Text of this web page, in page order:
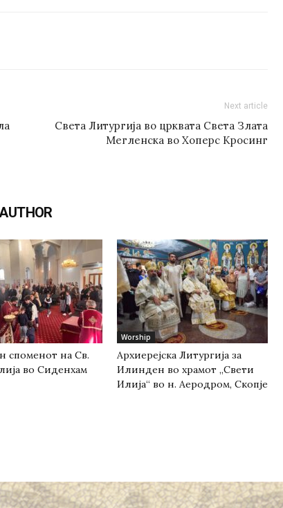
Next article
Света Литургија во црквата Светa Злата
Мегленска во Хоперс Кросинг
споменот на Св.
во Сиденхам
Worship
Архиерејска Литургија за
Илинден во храмот „Свети
Илија“ во н. Аеродром, Скопје